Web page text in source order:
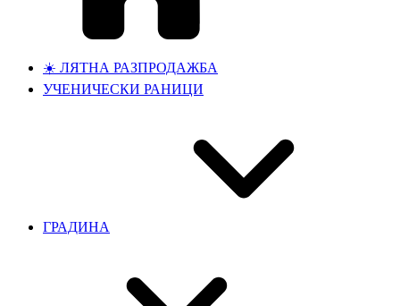
☀️ ЛЯТНА РАЗПРОДАЖБА
УЧЕНИЧЕСКИ РАНИЦИ
ГРАДИНА